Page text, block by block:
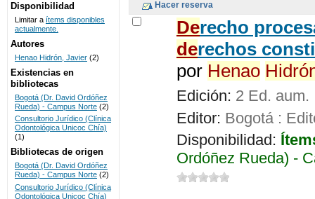
BIBLIOTECAS
UNICOC
Derecho
derechos
por Henao
Edición: 2 Ed. aum.
Editor: Bogotá :
Disponibilidad:
Ordóñez Rueda) -
Disponibilidad
Limitar a ítems disponibles
actualmente.
Autores
Henao Hidrón, Javier (2)
Existencias en
bibliotecas
Bogotá (Dr. David Ordóñez
Rueda) - Campus Norte (2)
Consultorio Jurídico (Clínica
Odontológica Unicoc Chía)
(1)
Bibliotecas de origen
Bogotá (Dr. David Ordóñez
Rueda) - Campus Norte (2)
Consultorio Jurídico (Clínica
Odontológica Unicoc Chía)